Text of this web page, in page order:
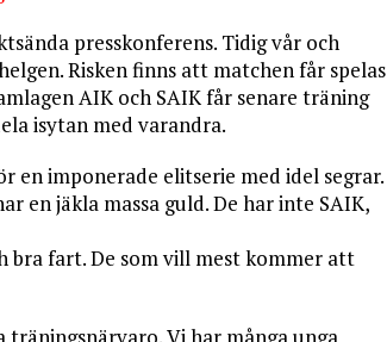
presskonferens. Tidig vår och
Risken finns att matchen får spelas
AIK och SAIK får senare träning
isytan med varandra.
en imponerade elitserie med idel segrar.
en jäkla massa guld. De har inte SAIK,
bra fart. De som vill mest kommer att